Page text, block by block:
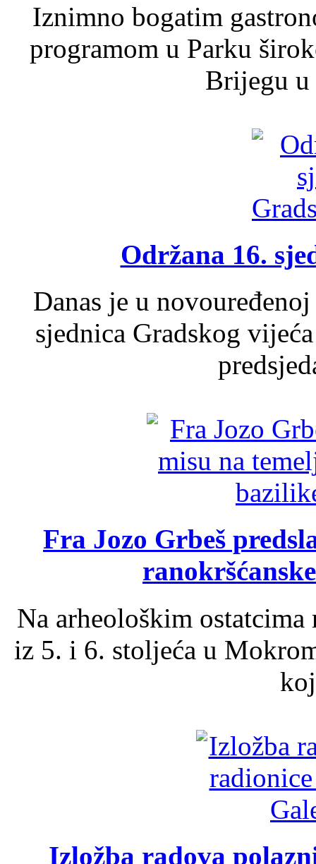
Iznimno bogatim
programom u Parku
Brijegu u
Održana 16.
Danas je u
sjednica Gradskog
Fra Jozo Grbeš
Na arheološkim
iz 5. i 6. stoljeća u
Izložba radova